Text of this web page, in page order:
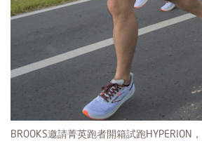
BROOKS邀請菁英跑者開箱試跑